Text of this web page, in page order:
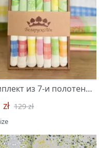
Комплект из 7-и полотенец 49*70 "Агата-7"
129 zł